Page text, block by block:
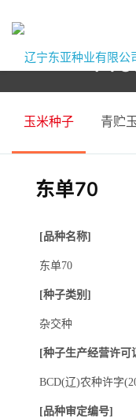
关于东亚
产品中心
服务与支持
招贤纳士
玉米种子
青贮
东单70
[品种名称]
东单70
[种子类别]
杂交种
[种子生产经营许可
BCD(辽)农种许字
[品种审定编号]